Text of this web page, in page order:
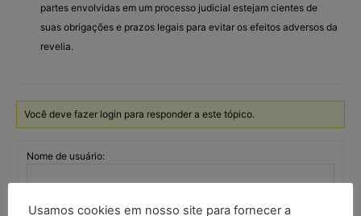
partes envolvidas em um processo judicial estejam cientes de
suas obrigações e prazos legais para evitar os efeitos adversos da
revelia.
Você deve fazer login para responder a este tópico.
Nome de usuário:
Senha:
Usamos cookies em nosso site para fornecer a